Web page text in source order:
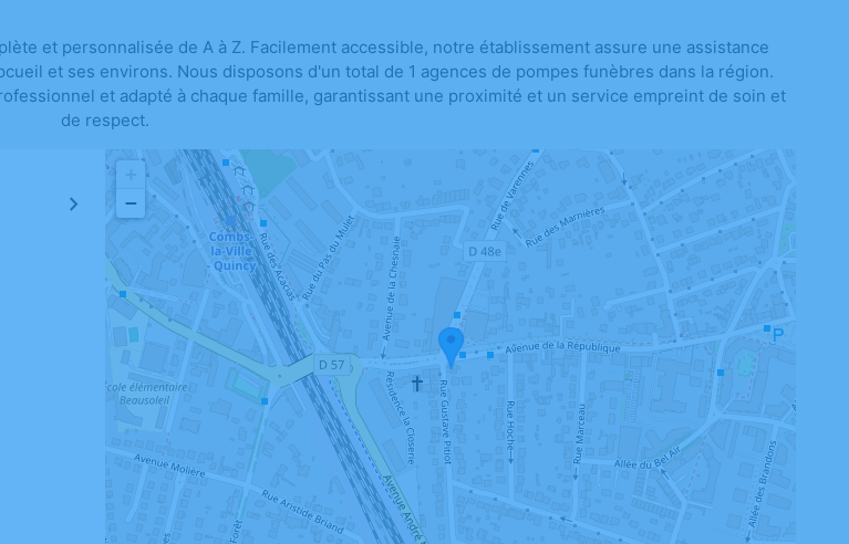
et personnalisée de A à Z. Facilement accessible, notre établissement assure une assistance
et ses environs. Nous disposons d'un total de 1 agences de pompes funèbres dans la région.
et adapté à chaque famille, garantissant une proximité et un service empreint de soin et
de respect.
−